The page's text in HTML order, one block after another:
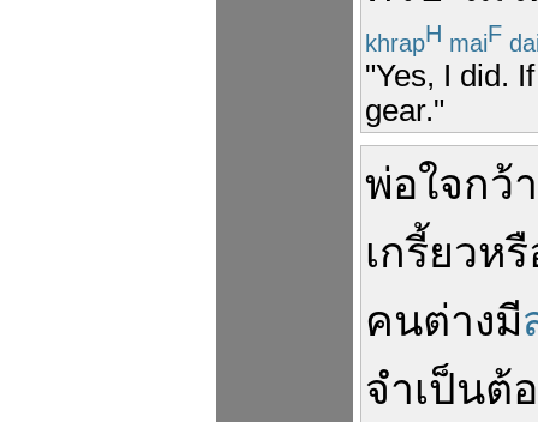
khrapH maiF
"Yes, I did.
gear."
พ่อใจกว้
เกรี้ยวหรื
คนต่างมี
จำเป็นต้